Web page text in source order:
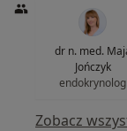
dr n. med.
Jończyk
endokrynolog
Zobacz